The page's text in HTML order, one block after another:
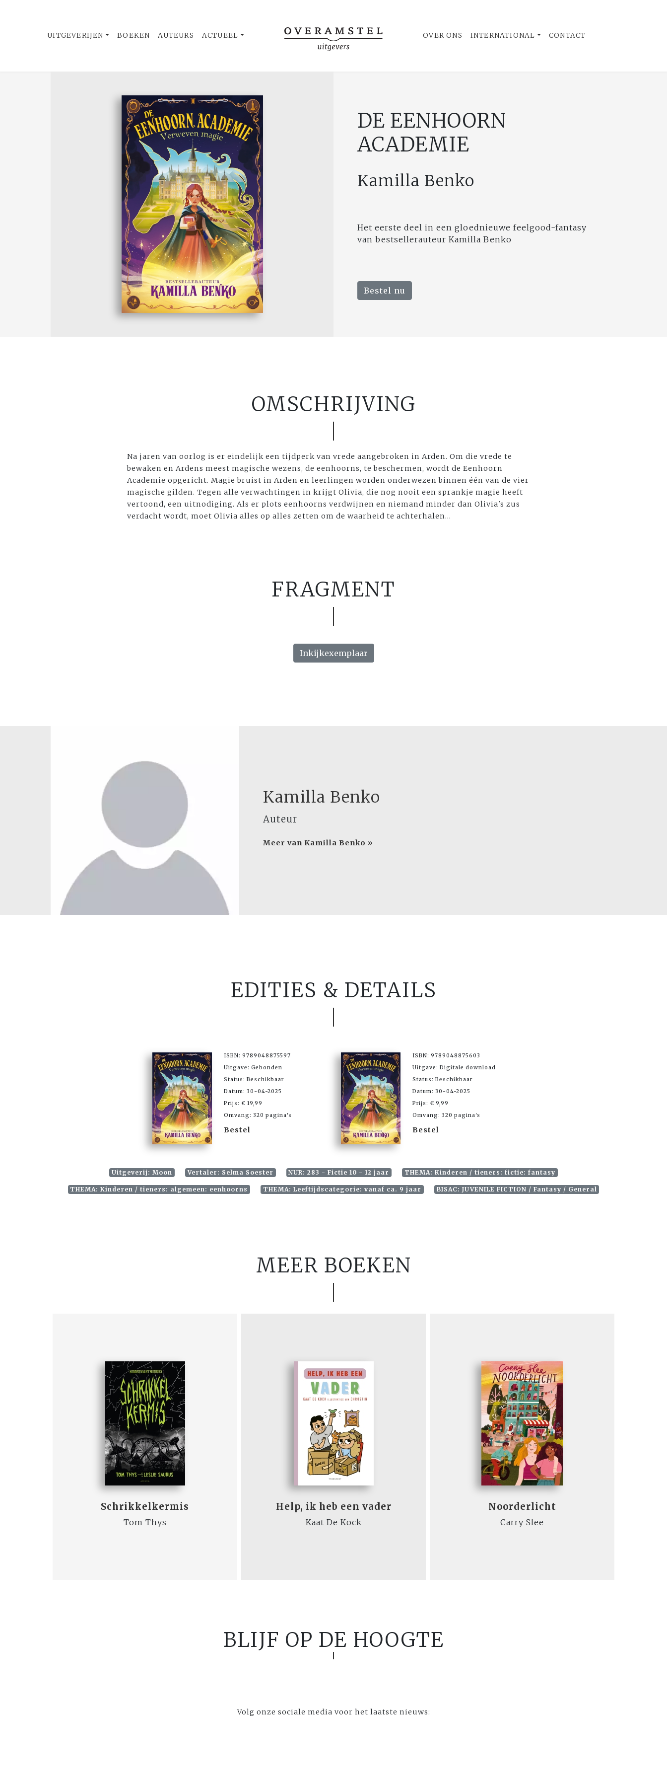
UITGEVERIJEN BOEKEN AUTEURS ACTUEEL OVER ONS INTERNATIONAL CONTACT
DE EENHOORN
ACADEMIE
Kamilla Benko
Het eerste deel in een gloednieuwe feelgood-fantasy
van bestsellerauteur Kamilla Benko
Bestel nu
OMSCHRIJVING
Na jaren van oorlog is er eindelijk een tijdperk van vrede aangebroken in Arden. Om die vrede te
bewaken en Ardens meest magische wezens, de eenhoorns, te beschermen, wordt de Eenhoorn
Academie opgericht. Magie bruist in Arden en leerlingen worden onderwezen binnen één van de vier
magische gilden. Tegen alle verwachtingen in krijgt Olivia, die nog nooit een sprankje magie heeft
vertoond, een uitnodiging. Als er plots eenhoorns verdwijnen en niemand minder dan Olivia's zus
verdacht wordt, moet Olivia alles op alles zetten om de waarheid te achterhalen...
FRAGMENT
Inkijkexemplaar
Kamilla Benko
Auteur
Meer van Kamilla Benko »
EDITIES & DETAILS
ISBN: 9789048875597
Uitgave: Gebonden
Status: Beschikbaar
Datum: 30-04-2025
Prijs: € 19,99
Omvang: 320 pagina's
Bestel
ISBN: 9789048875603
Uitgave: Digitale download
Status: Beschikbaar
Datum: 30-04-2025
Prijs: € 9,99
Omvang: 320 pagina's
Bestel
Uitgeverij: Moon Vertaler: Selma Soester NUR: 283 - Fictie 10 - 12 jaar THEMA: Kinderen / tieners: fictie: fantasy
THEMA: Kinderen / tieners: algemeen: eenhoorns THEMA: Leeftijdscategorie: vanaf ca. 9 jaar BISAC: JUVENILE FICTION / Fantasy / General
MEER BOEKEN
Schrikkelkermis
Tom Thys
Help, ik heb een vader
Kaat De Kock
Noorderlicht
Carry Slee
BLIJF OP DE HOOGTE
Volg onze sociale media voor het laatste nieuws: